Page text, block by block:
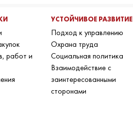
работ и
УСТОЙЧИВОЕ РАЗВИТИЕ
Подход к управлению
Охрана труда
Социальная политика
Взаимодействие с
заинтересованными
сторонами